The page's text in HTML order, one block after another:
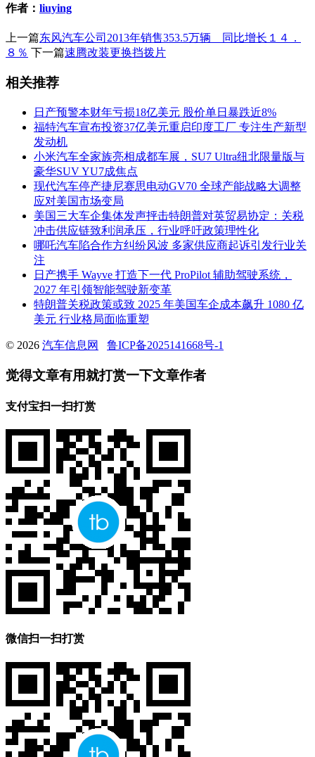
作者： liuying
上一篇东风汽车公司2013年销售353.5万辆 同比增长１４．
８％ 下一篇速腾改装更换挡拨片
相关推荐
日产预警本财年亏损18亿美元 股价单日暴跌近8%
福特汽车宣布投资37亿美元重启印度工厂 专注生产新型
发动机
小米汽车全家族亮相成都车展，SU7 Ultra纽北限量版与
豪华SUV YU7成焦点
现代汽车停产捷尼赛思电动GV70 全球产能战略大调整
应对美国市场变局
美国三大车企集体发声抨击特朗普对英贸易协定：关税
冲击供应链致利润承压，行业呼吁政策理性化
哪吒汽车陷合作方纠纷风波 多家供应商起诉引发行业关
注
日产携手 Wayve 打造下一代 ProPilot 辅助驾驶系统，
2027 年引领智能驾驶新变革
特朗普关税政策或致 2025 年美国车企成本飙升 1080 亿
美元 行业格局面临重塑
© 2026 汽车信息网 鲁ICP备2025141668号-1
觉得文章有用就打赏一下文章作者
支付宝扫一扫打赏
微信扫一扫打赏